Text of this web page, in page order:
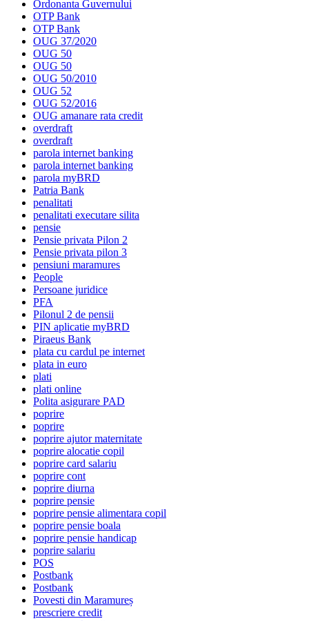
Ordonanta Guvernului
OTP Bank
OTP Bank
OUG 37/2020
OUG 50
OUG 50
OUG 50/2010
OUG 52
OUG 52/2016
OUG amanare rata credit
overdraft
overdraft
parola internet banking
parola internet banking
parola myBRD
Patria Bank
penalitati
penalitati executare silita
pensie
Pensie privata Pilon 2
Pensie privata pilon 3
pensiuni maramures
People
Persoane juridice
PFA
Pilonul 2 de pensii
PIN aplicatie myBRD
Piraeus Bank
plata cu cardul pe internet
plata in euro
plati
plati online
Polita asigurare PAD
poprire
poprire
poprire ajutor maternitate
poprire alocatie copil
poprire card salariu
poprire cont
poprire diurna
poprire pensie
poprire pensie alimentara copil
poprire pensie boala
poprire pensie handicap
poprire salariu
POS
Postbank
Postbank
Povesti din Maramureș
prescriere credit